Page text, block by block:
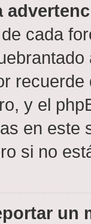
cada
y el
en este
si no
un